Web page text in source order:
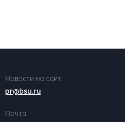
Новости на сайт
pr@bsu.ru
Почта